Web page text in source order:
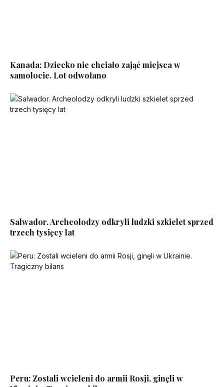
Kanada: Dziecko nie chciało zająć miejsca w
samolocie. Lot odwołano
Salwador. Archeolodzy odkryli ludzki szkielet sprzed
trzech tysięcy lat
Peru: Zostali wcieleni do armii Rosji, ginęli w